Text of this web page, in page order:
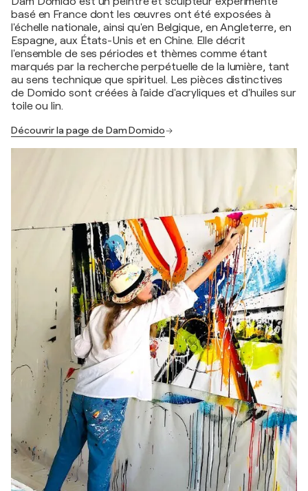
basé en France dont les œuvres ont été exposées à
l'échelle nationale, ainsi qu'en Belgique, en Angleterre, en
Espagne, aux États-Unis et en Chine. Elle décrit
l'ensemble de ses périodes et thèmes comme étant
marqués par la recherche perpétuelle de la lumière, tant
au sens technique que spirituel. Les pièces distinctives
de Domido sont créées à l'aide d'acryliques et d'huiles sur
toile ou lin.
Découvrir la page de Dam Domido